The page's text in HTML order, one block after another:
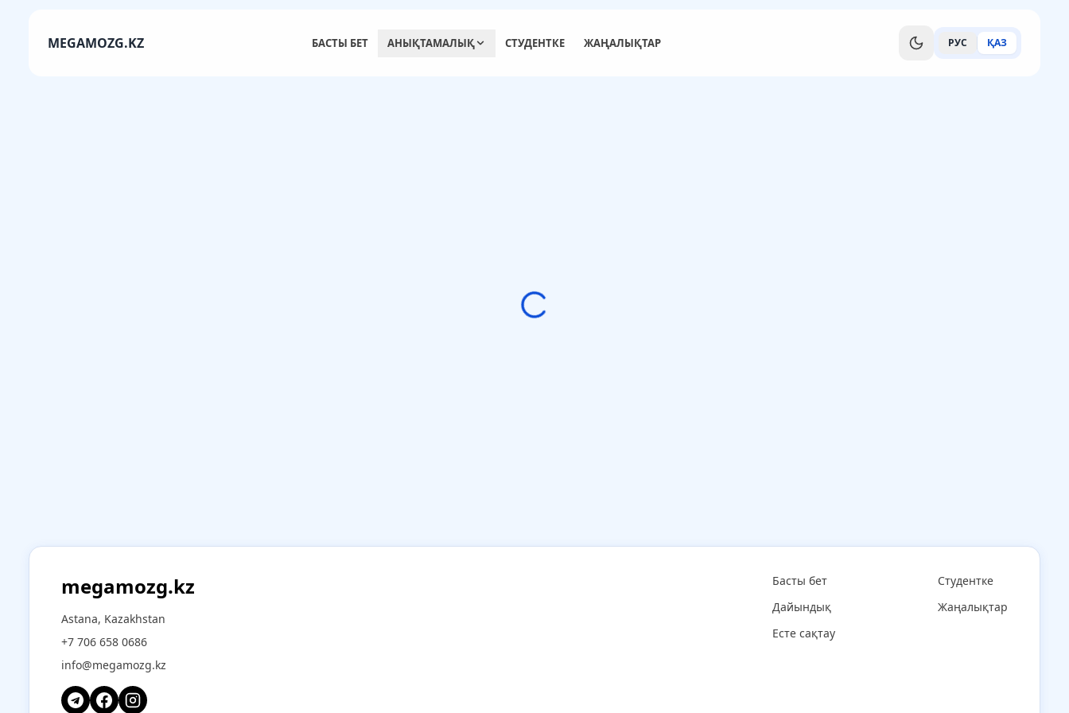
MEGAMOZG.KZ БАСТЫ БЕТ АНЫҚТАМАЛЫҚ СТУДЕНТКЕ ЖАҢАЛЫҚТАР РУС ҚАЗ
megamozg.kz
Astana, Kazakhstan
+7 706 658 0686
info@megamozg.kz
Басты бет
Дайындық
Есте сақтау
Студентке
Жаңалықтар